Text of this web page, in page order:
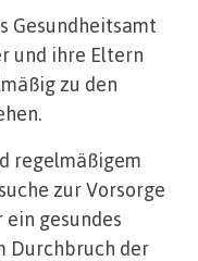
Gesundheitsamt
und ihre Eltern
zu den
regelmäßigem
zur Vorsorge
gesundes
Durchbruch der